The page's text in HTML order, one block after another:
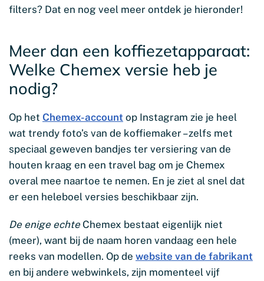
filters? Dat en nog veel meer ontdek je hieronder!
Meer dan een koffiezetapparaat:
Welke Chemex versie heb je
nodig?
Op het Chemex-account op Instagram zie je heel
wat trendy foto’s van de koffiemaker – zelfs met
speciaal geweven bandjes ter versiering van de
houten kraag en een travel bag om je Chemex
overal mee naartoe te nemen. En je ziet al snel dat
er een heleboel versies beschikbaar zijn.
De enige echte Chemex bestaat eigenlijk niet
(meer), want bij de naam horen vandaag een hele
reeks van modellen. Op de website van de fabrikant
en bij andere webwinkels, zijn momenteel vijf